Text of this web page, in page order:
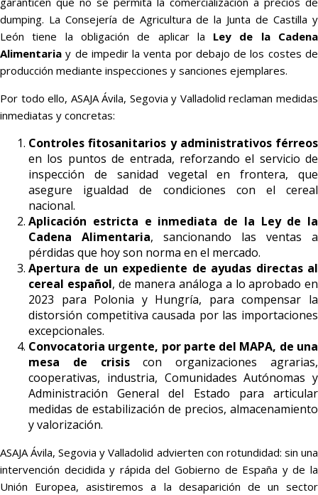
dumping. La Consejería de Agricultura de la Junta de Castilla y
León tiene la obligación de aplicar la Ley de la Cadena
Alimentaria y de impedir la venta por debajo de los costes de
producción mediante inspecciones y sanciones ejemplares.
Por todo ello, ASAJA Ávila, Segovia y Valladolid reclaman medidas
inmediatas y concretas:
Controles fitosanitarios y administrativos férreos
en los puntos de entrada, reforzando el servicio de
inspección de sanidad vegetal en frontera, que
asegure igualdad de condiciones con el cereal
nacional.
Aplicación estricta e inmediata de la Ley de la
Cadena Alimentaria, sancionando las ventas a
pérdidas que hoy son norma en el mercado.
Apertura de un expediente de ayudas directas al
cereal español, de manera análoga a lo aprobado en
2023 para Polonia y Hungría, para compensar la
distorsión competitiva causada por las importaciones
excepcionales.
Convocatoria urgente, por parte del MAPA, de una
mesa de crisiscon organizaciones agrarias,
cooperativas, industria, Comunidades Autónomas y
Administración General del Estado para articular
medidas de estabilización de precios, almacenamiento
y valorización.
ASAJA Ávila, Segovia y Valladolid advierten con rotundidad: sin una
intervención decidida y rápida del Gobierno de España y de la
Unión Europea, asistiremos a la desaparición de un sector